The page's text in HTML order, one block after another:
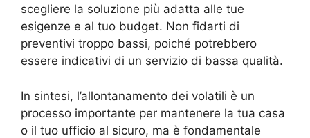
scegliere la soluzione più adatta alle tue
esigenze e al tuo budget. Non fidarti di
preventivi troppo bassi, poiché potrebbero
essere indicativi di un servizio di bassa qualità.
In sintesi, l’allontanamento dei volatili è un
processo importante per mantenere la tua casa
o il tuo ufficio al sicuro, ma è fondamentale